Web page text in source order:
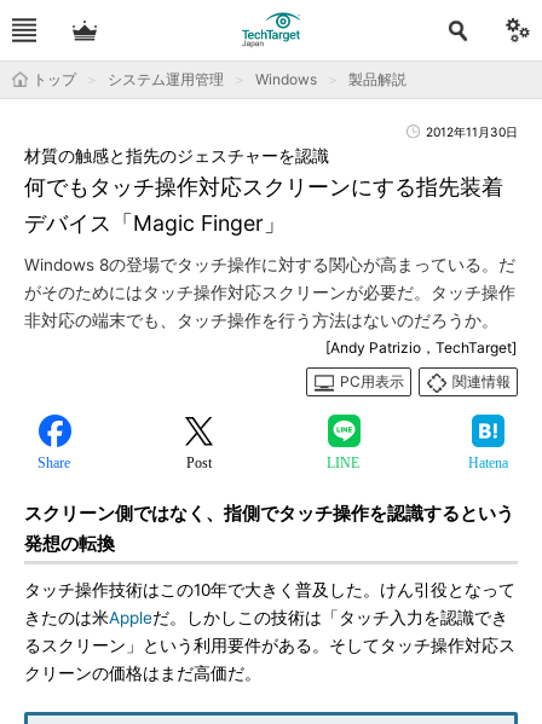
トップ システム運用管理 Windows 製品解説
2012年11月30日
何でもタッチ操作対応スクリーンにする指先装着
デバイス「Magic Finger」
材質の触感と指先のジェスチャーを認識
Windows 8の登場でタッチ操作に対する関心が高まっている。だ
がそのためにはタッチ操作対応スクリーンが必要だ。タッチ操作
非対応の端末でも、タッチ操作を行う方法はないのだろうか。
[Andy Patrizio，TechTarget]
PC用表示
関連情報
Share Post LINE Hatena
スクリーン側ではなく、指側でタッチ操作を認識するという
発想の転換
タッチ操作技術はこの10年で大きく普及した。けん引役となって
きたのは米Appleだ。しかしこの技術は「タッチ入力を認識でき
るスクリーン」という利用要件がある。そしてタッチ操作対応ス
クリーンの価格はまだ高価だ。